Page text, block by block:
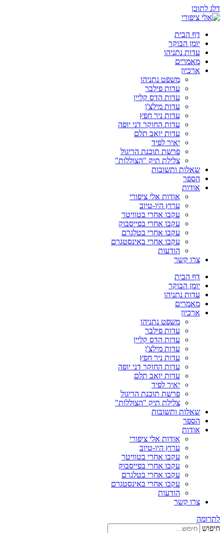
דלג לתוכן
דף הבית
יומן הבוקר
עדות נתניהו
מאמרים
ארכיון
משפט נתניהו
עדות פילבר
עדות הדס קליין
עדות מילצ'ן
עדות ניר חפץ
עדות החוקר דני יופה
עדות יואב תלם
יאיר לפיד
פרשת תוכנת הריגול
צלילת תיק "הצוללות"
שאלות ותשובות
הספר
אודות
אודות אלי ציפורי
ערוץ היו-טיוב
עקבו אחרי בטוויטר
עקבו אחרי בפייסבוק
עקבו אחרי בטלגרם
עקבו אחרי באינסטגרם
הודעות
צרו קשר
דף הבית
יומן הבוקר
עדות נתניהו
מאמרים
ארכיון
משפט נתניהו
עדות פילבר
עדות הדס קליין
עדות מילצ'ן
עדות ניר חפץ
עדות החוקר דני יופה
עדות יואב תלם
יאיר לפיד
פרשת תוכנת הריגול
צלילת תיק "הצוללות"
שאלות ותשובות
הספר
אודות
אודות אלי ציפורי
ערוץ היו-טיוב
עקבו אחרי בטוויטר
עקבו אחרי בפייסבוק
עקבו אחרי בטלגרם
עקבו אחרי באינסטגרם
הודעות
צרו קשר
לתרומה
חיפוש